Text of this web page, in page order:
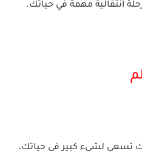
انتقالية مهمة في حياتك.
تسعى لشيء كبير في حياتك،